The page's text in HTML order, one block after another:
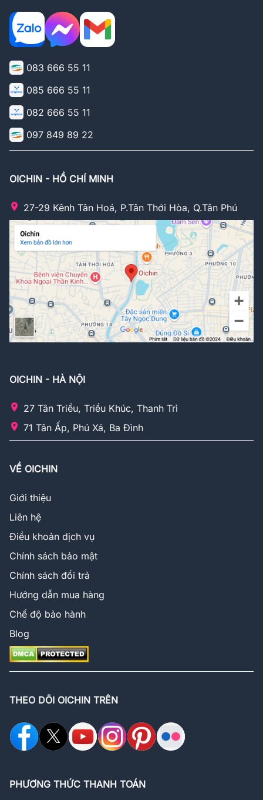
083 666 55 11
085 666 55 11
082 666 55 11
097 849 89 22
OICHIN - HỒ CHÍ MINH
27-29 Kênh Tân Hoá, P.Tân Thới Hòa, Q.Tân Phú
OICHIN - HÀ NỘI
27 Tân Triều, Triều Khúc, Thanh Trì
71 Tân Ấp, Phú Xá, Ba Đình
VỀ OICHIN
Giới thiệu
Liên hệ
Điều khoản dịch vụ
Chính sách bảo mật
Chính sách đổi trả
Hướng dẫn mua hàng
Chế độ bảo hành
Blog
THEO DÕI OICHIN TRÊN
PHƯƠNG THỨC THANH TOÁN